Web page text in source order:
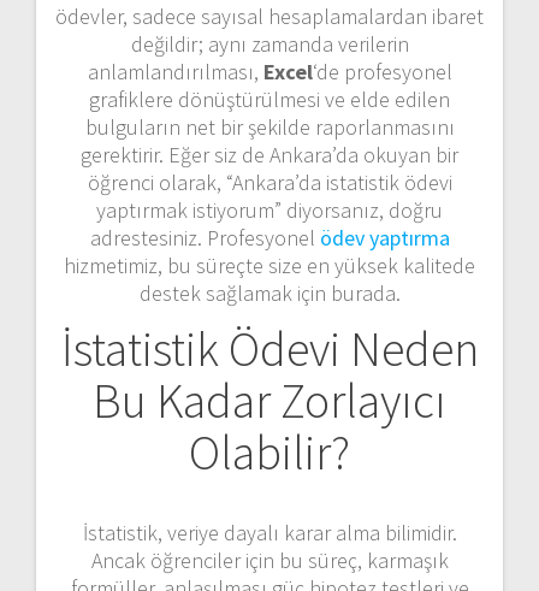
ödevler, sadece sayısal hesaplamalardan ibaret
değildir; aynı zamanda verilerin
anlamlandırılması, Excel‘de profesyonel
grafiklere dönüştürülmesi ve elde edilen
bulguların net bir şekilde raporlanmasını
gerektirir. Eğer siz de Ankara’da okuyan bir
öğrenci olarak, “Ankara’da istatistik ödevi
yaptırmak istiyorum” diyorsanız, doğru
adrestesiniz. Profesyonel ödev yaptırma
hizmetimiz, bu süreçte size en yüksek kalitede
destek sağlamak için burada.
İstatistik Ödevi Neden
Bu Kadar Zorlayıcı
Olabilir?
İstatistik, veriye dayalı karar alma bilimidir.
Ancak öğrenciler için bu süreç, karmaşık